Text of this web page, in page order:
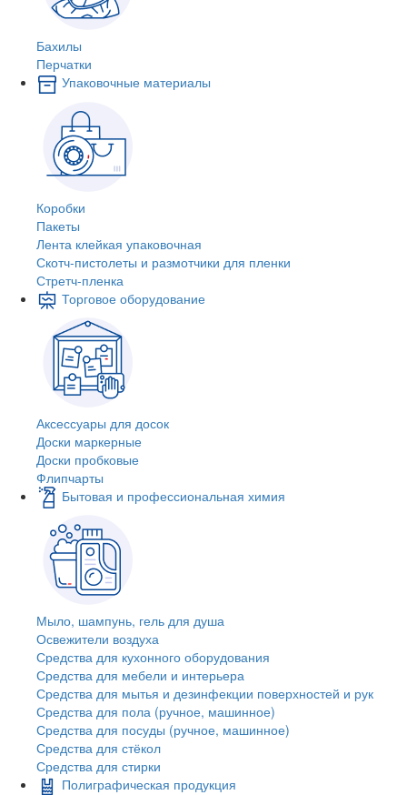
Бахилы
Перчатки
Упаковочные материалы
Коробки
Пакеты
Лента клейкая упаковочная
Скотч-пистолеты и размотчики для пленки
Стретч-пленка
Торговое оборудование
Аксессуары для досок
Доски маркерные
Доски пробковые
Флипчарты
Бытовая и профессиональная химия
Мыло, шампунь, гель для душа
Освежители воздуха
Средства для кухонного оборудования
Средства для мебели и интерьера
Средства для мытья и дезинфекции поверхностей и рук
Средства для пола (ручное, машинное)
Средства для посуды (ручное, машинное)
Средства для стёкол
Средства для стирки
Полиграфическая продукция